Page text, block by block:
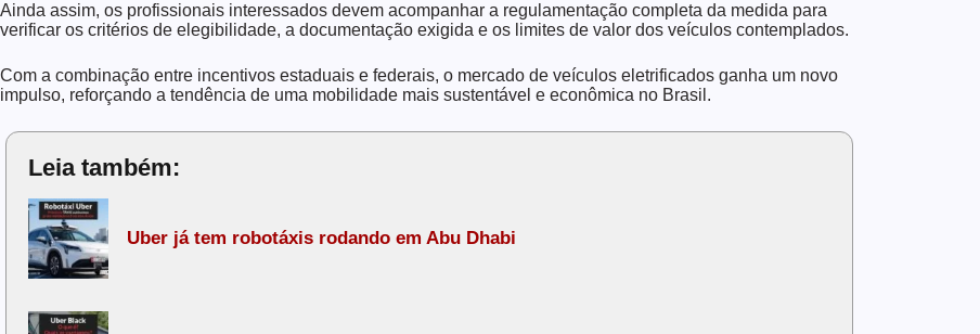
Ainda assim, os profissionais interessados devem acompanhar a regulamentação completa da medida para
verificar os critérios de elegibilidade, a documentação exigida e os limites de valor dos veículos contemplados.
Com a combinação entre incentivos estaduais e federais, o mercado de veículos eletrificados ganha um novo
impulso, reforçando a tendência de uma mobilidade mais sustentável e econômica no Brasil.
Leia também:
Uber já tem robotáxis rodando em Abu Dhabi